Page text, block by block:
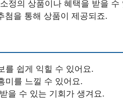
정의 상품이나 혜택을 받을 수
첨을 통해 상품이 제공되죠.
를 쉽게 익힐 수 있어요.
미를 느낄 수 있어요.
을 수 있는 기회가 생겨요.